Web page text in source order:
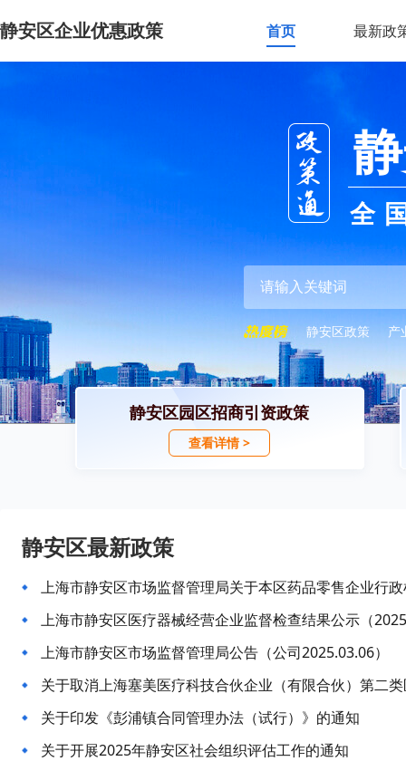
静安区企业优惠政策 首页 最新政
全
静安区政策 产
静安区园区招商引资政策
查看详情 >
静安区最新政策
上海市静安区市场监督管理局关于本区药品零售企业行
上海市静安区医疗器械经营企业监督检查结果公示（
上海市静安区市场监督管理局公告（公司2025.03.06）
关于取消上海塞美医疗科技合伙企业（有限合伙）第二
关于印发《彭浦镇合同管理办法（试行）》的通知
关于开展2025年静安区社会组织评估工作的通知